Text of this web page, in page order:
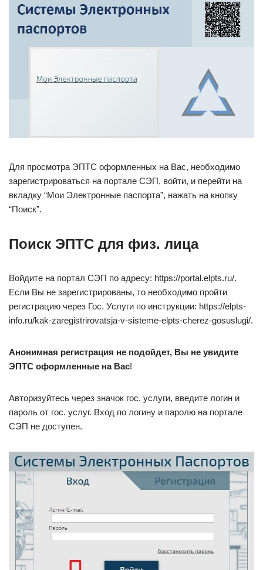
Для просмотра ЭПТС оформленных на Вас, необходимо
зарегистрироваться на портале СЭП, войти, и перейти на
вкладку “Мои Электронные паспорта”, нажать на кнопку
“Поиск”.
Поиск ЭПТС для физ. лица
Войдите на портал СЭП по адресу: https://portal.elpts.ru/.
Если Вы не зарегистрированы, то необходимо пройти
регистрацию через Гос. Услуги по инструкции: https://elpts-
info.ru/kak-zaregistrirovatsja-v-sisteme-elpts-cherez-gosuslugi/.
Анонимная регистрация не подойдет, Вы не увидите
ЭПТС оформленные на Вас!
Авторизуйтесь через значок гос. услуги, введите логин и
пароль от гос. услуг. Вход по логину и паролю на портале
СЭП не доступен.